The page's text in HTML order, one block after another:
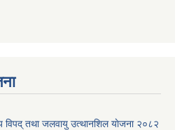
विपद् तथा जलवायु उत्थानशिल याेजना २०८२